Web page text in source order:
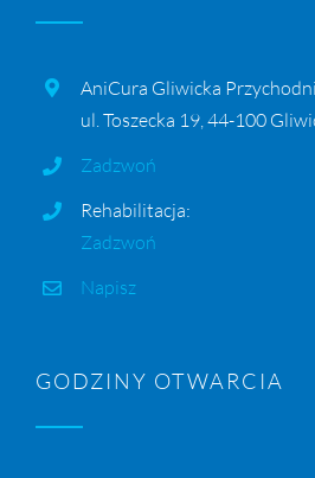
AniCura Gliwicka
ul. Toszecka 19, 44-100
Zadzwoń
Rehabilitacja:
Zadzwoń
Napisz
GODZINY OTWARCIA